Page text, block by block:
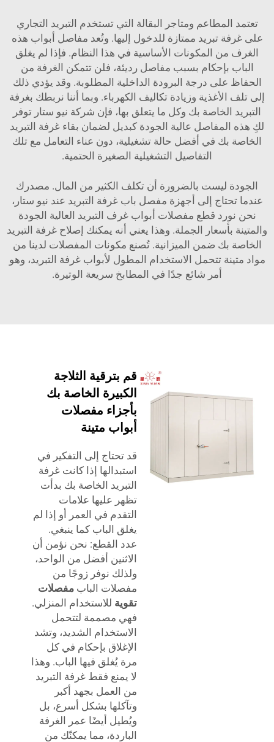
ومتاجر البقالة التي تستخدم التبريد التجاري
تبريد ممتازة للدخول إليها. وتُعد مفاصل أبواب هذه
المكونات الأساسية في هذا النظام. فإذا لم يغلق
بسبب مفاصل رديئة، فلن تتمكن الغرفة من
درجة البرودة الداخلية المطلوبة. وقد يؤدي ذلك
وزيادة تكاليف الكهرباء. وبما أننا نربطك بغرفة
بك وكل ما يتعلق بها، فإن شركة نيو ستار توفر
عالية الجودة كبديل لضمان بقاء غرفة التبريد
في أفضل حالة تشغيلية، دون عناء التعامل مع تلك
التفاصيل التشغيلية الصغيرة الحتمية.
ليست بالضرورة أن تكلف الكثير من المال. مصدرك
إلى أجهزة مفصل باب غرفة التبريد عند نيو ستار،
قطع مفصلات أبواب غرف التبريد العالية الجودة
الجملة. وهذا يعني أنه يمكنك إصلاح غرفة التبريد
ضمن الميزانية. تُصنع مكونات المفصلات لدينا من
تتحمل الاستخدام المطول لأبواب غرفة التبريد، وهو
أمر شائع جدًا في المطابخ سريعة الوتيرة.
قم بترقية الثلاجة
الكبيرة الخاصة بك
بأجزاء مفصلات
أبواب متينة
قد تحتاج إلى التفكير في
استبدالها إذا كانت غرفة
التبريد الخاصة بك بدأت
تظهر عليها علامات
التقدم في العمر أو إذا لم
يغلق الباب كما ينبغي.
عدد القطع: نحن نؤمن أن
الاثنين أفضل من الواحد،
ولذلك نوفر زوجًا من
مفصلات البابمفصلات
للاستخدام المنزلي.
فهي مصممة لتتحمل
الاستخدام الشديد، وتشد
الإغلاق بإحكام في كل
مرة يُغلق فيها الباب. وهذا
لا يمنع فقط غرفة التبريد
من العمل بجهد أكبر
وتآكلها بشكل أسرع، بل
ويُطيل أيضًا عمر الغرفة
الباردة، مما يمكنّك من